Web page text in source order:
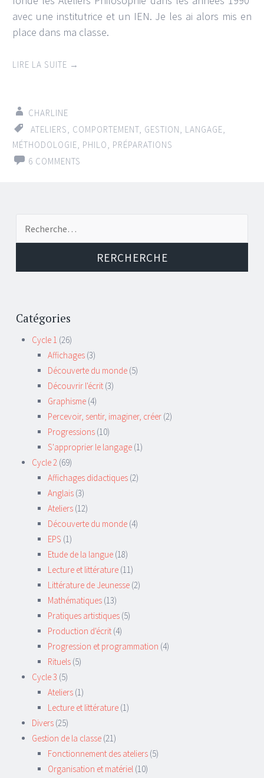
avec une institutrice et un IEN. Je les ai alors mis en
place dans ma classe.
LIRE LA SUITE →
CHARLINE
ATELIERS, COMPORTEMENT, GESTION, LANGAGE,
MÉTHODOLOGIE, PHILO, PRÉPARATIONS
6 COMMENTS
Catégories
Cycle 1 (26)
Affichages (3)
Découverte du monde (5)
Découvrir l'écrit (3)
Graphisme (4)
Percevoir, sentir, imaginer, créer (2)
Progressions (10)
S'approprier le langage (1)
Cycle 2 (69)
Affichages didactiques (2)
Anglais (3)
Ateliers (12)
Découverte du monde (4)
EPS (1)
Etude de la langue (18)
Lecture et littérature (11)
Littérature de Jeunesse (2)
Mathématiques (13)
Pratiques artistiques (5)
Production d'écrit (4)
Progression et programmation (4)
Rituels (5)
Cycle 3 (5)
Ateliers (1)
Lecture et littérature (1)
Divers (25)
Gestion de la classe (21)
Fonctionnement des ateliers (5)
Organisation et matériel (10)